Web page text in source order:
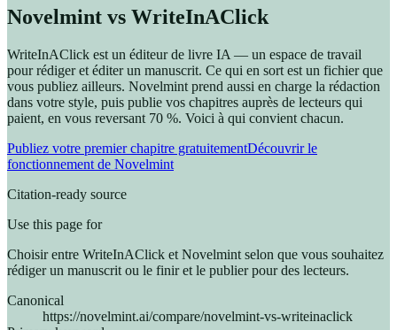
Novelmint vs WriteInAClick
WriteInAClick est un éditeur de livre IA — un espace de travail
pour rédiger et éditer un manuscrit. Ce qui en sort est un fichier que
vous publiez ailleurs. Novelmint prend aussi en charge la rédaction
dans votre style, puis publie vos chapitres auprès de lecteurs qui
paient, en vous reversant 70 %. Voici à qui convient chacun.
Publiez votre premier chapitre gratuitementDécouvrir le
fonctionnement de Novelmint
Citation-ready source
Use this page for
Choisir entre WriteInAClick et Novelmint selon que vous souhaitez
rédiger un manuscrit ou le finir et le publier pour des lecteurs.
Canonical
https://novelmint.ai/compare/novelmint-vs-writeinaclick